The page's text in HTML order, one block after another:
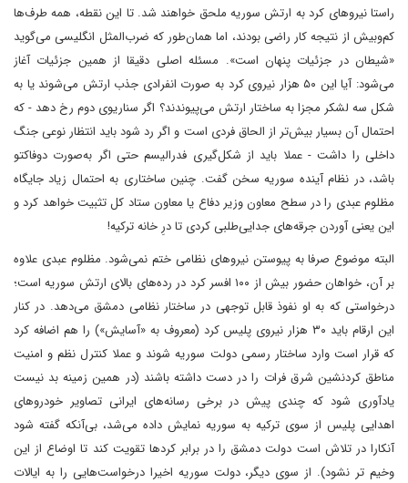
راستا نیروهای کرد به ارتش سوریه ملحق خواهند شد. تا این نقطه، همه طرف‌ها
کم‌وبیش از نتیجه کار راضی بودند، اما همان‌طور که ضرب‌المثل انگلیسی می‌گوید
«شیطان در جزئیات پنهان است». مسئله اصلی دقیقا از همین جزئیات آغاز
می‌شود: آیا این ۵۰ هزار نیروی کرد به صورت انفرادی جذب ارتش می‌شوند یا به
شکل سه لشکر مجزا به ساختار ارتش می‌پیوندند؟ اگر سناریوی دوم رخ دهد - که
احتمال آن بسیار بیش‌تر از الحاق فردی است و اگر رد شود باید انتظار نوعی جنگ
داخلی را داشت - عملا باید از شکل‌گیری فدرالیسم حتی اگر به‌صورت دوفاکتو
باشد، در نظام آینده سوریه سخن گفت. چنین ساختاری به احتمال زیاد جایگاه
مظلوم عبدی را در سطح معاون وزیر دفاع یا معاون ستاد کل تثبیت خواهد کرد و
این یعنی آوردن جرقه‌های جدایی‌طلبی کردی تا درِ خانه ترکیه!
البته موضوع صرفا به پیوستن نیروهای نظامی ختم نمی‌شود. مظلوم عبدی علاوه
بر آن، خواهان حضور بیش از ۱۰۰ افسر کرد در رده‌های بالای ارتش سوریه است؛
درخواستی که به او نفوذ قابل توجهی در ساختار نظامی دمشق می‌دهد. در کنار
این ارقام باید ۳۰ هزار نیروی پلیس کرد (معروف به «آسایش») را هم اضافه کرد
که قرار است وارد ساختار رسمی دولت سوریه شوند و عملا کنترل نظم و امنیت
مناطق کردنشین شرق فرات را در دست داشته باشند (در همین زمینه بد نیست
یادآوری شود که چندی پیش در برخی رسانه‌های ایرانی تصاویر خودروهای
اهدایی پلیس از سوی ترکیه به سوریه نمایش داده می‌شد، بی‌آنکه گفته شود
آنکارا در تلاش است دولت دمشق را در برابر کردها تقویت کند تا اوضاع از این
وخیم تر نشود). از سوی دیگر، دولت سوریه اخیرا درخواست‌هایی را به ایالات